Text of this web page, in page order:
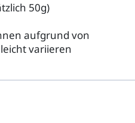
50g)
aufgrund von
variieren